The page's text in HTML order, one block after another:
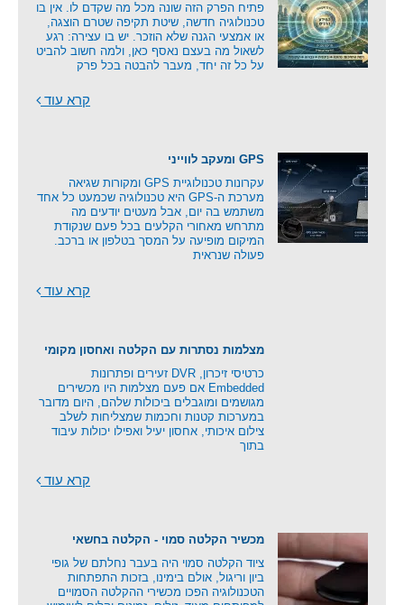
פתיח הפרק הזה שונה מכל מה שקדם לו. אין בו
טכנולוגיה חדשה, שיטת תקיפה שטרם הוצגה,
או אמצעי הגנה שלא הוזכר. יש בו עצירה: רגע
לשאול מה בעצם נאסף כאן, ולמה חשוב להביט
על כל זה יחד, מעבר להבטה בכל פרק
קרא עוד
GPS ומעקב לווייני
עקרונות טכנולוגיית GPS ומקורות שגיאה
מערכת ה-GPS היא טכנולוגיה שכמעט כל אחד
משתמש בה יום, אבל מעטים יודעים מה
מתרחש מאחורי הקלעים בכל פעם שנקודת
המיקום מופיעה על המסך בטלפון או ברכב.
פעולה שנראית
קרא עוד
מצלמות נסתרות עם הקלטה ואחסון מקומי
כרטיסי זיכרון, DVR זעירים ופתרונות
Embedded אם פעם מצלמות היו מכשירים
מגושמים ומוגבלים ביכולות שלהם, היום מדובר
במערכות קטנות וחכמות שמצליחות לשלב
צילום איכותי, אחסון יעיל ואפילו יכולות עיבוד
בתוך
קרא עוד
מכשיר הקלטה סמוי - הקלטה בחשאי
ציוד הקלטה סמוי היה בעבר נחלתם של גופי
ביון וריגול, אולם בימינו, בזכות התפתחות
הטכנולוגיה הפכו מכשירי ההקלטה הסמויים